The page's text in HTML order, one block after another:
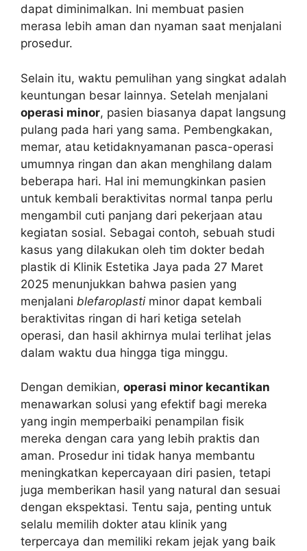
dapat diminimalkan. Ini membuat pasien
merasa lebih aman dan nyaman saat menjalani
prosedur.
Selain itu, waktu pemulihan yang singkat adalah
keuntungan besar lainnya. Setelah menjalani
operasi minor, pasien biasanya dapat langsung
pulang pada hari yang sama. Pembengkakan,
memar, atau ketidaknyamanan pasca-operasi
umumnya ringan dan akan menghilang dalam
beberapa hari. Hal ini memungkinkan pasien
untuk kembali beraktivitas normal tanpa perlu
mengambil cuti panjang dari pekerjaan atau
kegiatan sosial. Sebagai contoh, sebuah studi
kasus yang dilakukan oleh tim dokter bedah
plastik di Klinik Estetika Jaya pada 27 Maret
2025 menunjukkan bahwa pasien yang
menjalani blefaroplasti minor dapat kembali
beraktivitas ringan di hari ketiga setelah
operasi, dan hasil akhirnya mulai terlihat jelas
dalam waktu dua hingga tiga minggu.
Dengan demikian, operasi minor kecantikan
menawarkan solusi yang efektif bagi mereka
yang ingin memperbaiki penampilan fisik
mereka dengan cara yang lebih praktis dan
aman. Prosedur ini tidak hanya membantu
meningkatkan kepercayaan diri pasien, tetapi
juga memberikan hasil yang natural dan sesuai
dengan ekspektasi. Tentu saja, penting untuk
selalu memilih dokter atau klinik yang
terpercaya dan memiliki rekam jejak yang baik